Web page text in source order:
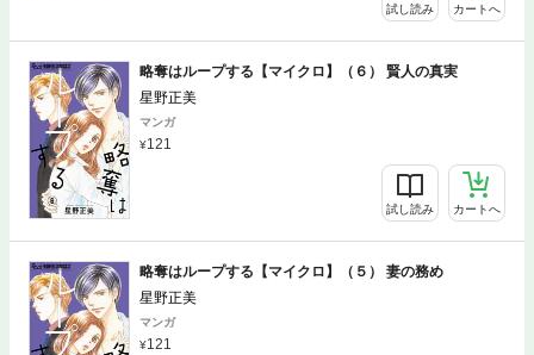
試し読み カートへ
略奪はループする【マイクロ】（６） 賢人の真実
星野正美
マンガ
121
試し読み カートへ
略奪はループする【マイクロ】（５） 妻の務め
星野正美
マンガ
121